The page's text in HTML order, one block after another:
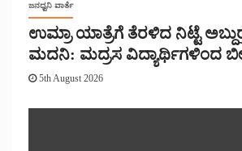
ಜನಧ್ವನಿ ವಾರ್ತೆ
ಉಮ್ರಾ ಯಾತ್ರೆಗೆ ತೆರಳಿದ ನಿಟ್ಟೆ
ಮದನಿ: ಮದ್ರಸ ವಿದ್ಯಾರ್ಥಿಗಳಿಂದ
5th August 2026